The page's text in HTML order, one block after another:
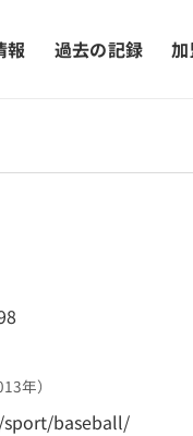
報 過去の記録
年）
baseball/